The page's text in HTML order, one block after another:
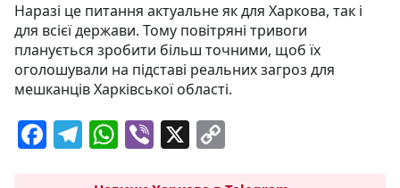
Наразі це питання актуальне як для Харкова, так і
для всієї держави. Тому повітряні тривоги
планується зробити більш точними, щоб їх
оголошували на підставі реальних загроз для
мешканців Харківської області.
F T W Vi X